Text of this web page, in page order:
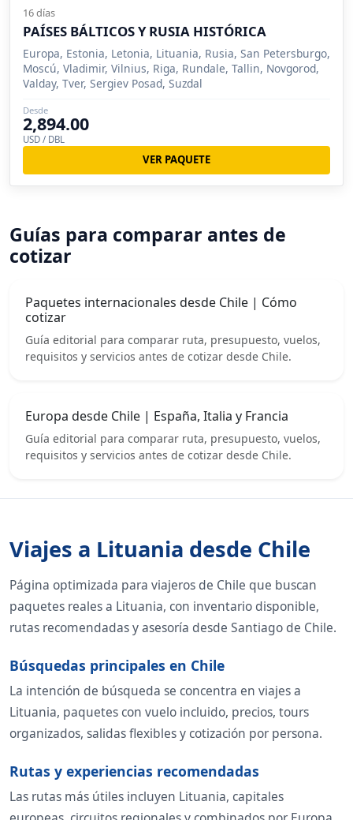
16 días
PAÍSES BÁLTICOS Y RUSIA HISTÓRICA
Europa, Estonia, Letonia, Lituania, Rusia, San Petersburgo,
Moscú, Vladimir, Vilnius, Riga, Rundale, Tallin, Novgorod,
Valday, Tver, Sergiev Posad, Suzdal
Desde
2,894.00
USD / DBL
VER PAQUETE
Guías para comparar antes de
cotizar
Paquetes internacionales desde Chile | Cómo
cotizar
Guía editorial para comparar ruta, presupuesto, vuelos,
requisitos y servicios antes de cotizar desde Chile.
Europa desde Chile | España, Italia y Francia
Guía editorial para comparar ruta, presupuesto, vuelos,
requisitos y servicios antes de cotizar desde Chile.
Viajes a Lituania desde Chile
Página optimizada para viajeros de Chile que buscan
paquetes reales a Lituania, con inventario disponible,
rutas recomendadas y asesoría desde Santiago de Chile.
Búsquedas principales en Chile
La intención de búsqueda se concentra en viajes a
Lituania, paquetes con vuelo incluido, precios, tours
organizados, salidas flexibles y cotización por persona.
Rutas y experiencias recomendadas
Las rutas más útiles incluyen Lituania, capitales